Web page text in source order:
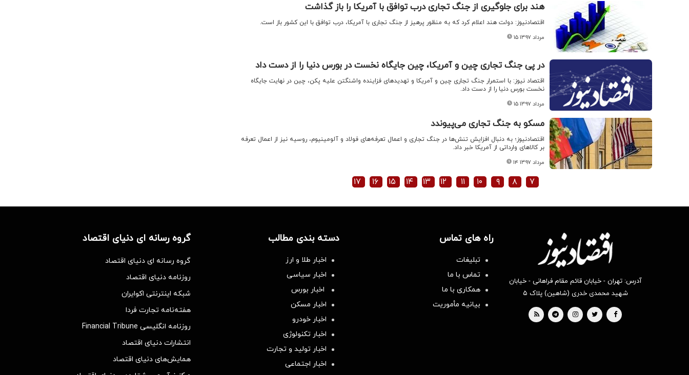
هند برای جلوگیری از جنگ تجاری درب توافق با آمریکا را باز گذاشت
اقتصادنیوز: دولت هند اعلام کرد که به منظور پرهیز از جنگ تجاری با آمریکا، درب توافق با این کشور باز است.
۱۵ مرداد ۱۳۹۷
در پی جنگ تجاری چین و آمریکا، چین جایگاه نخست در بورس دنیا را از دست داد
اقتصاد نیوز: با استمرار جنگ تجاری چین و آمریکا و تهدیدهای فزاینده واشنگتن علیه پکن، چین در نهایت جایگاه
نخست بورس دنیا را از دست داد.
۱۵ مرداد ۱۳۹۷
مسکو به جنگ تجاری می‌پیوندد
اقتصادنیوز؛ به دنبال افزایش تنش‌ها در جنگ تجاری و اعمال تعرفه‌های فولاد و آلومینیوم، روسیه نیز از اعمال تعرفه
بر کالاهای وارداتی از آمریکا خبر داد.
۱۴ مرداد ۱۳۹۷
۷ ۸ ۹ ۱۰ ۱۱ ۱۲ ۱۳ ۱۴ ۱۵ ۱۶ ۱۷
آدرس: تهران - خیابان قائم مقام فراهانی - خیابان
شهید محمدی خدری (شاهین) پلاک ۵
راه های تماس
تبلیغات
تماس با ما
همکاری با ما
بیانیه مأموریت
دسته بندی مطالب
اخبار طلا و ارز
اخبار سیاسی
اخبار بورس
اخبار مسکن
اخبار خودرو
اخبار تکنولوژی
اخبار تولید و تجارت
اخبار اجتماعی
گروه رسانه ای دنیای اقتصاد
گروه رسانه ای دنیای اقتصاد
روزنامه دنیای اقتصاد
شبکه اینترنتی اکوایران
هفته‌نامه تجارت فردا
روزنامه انگلیسی Financial Tribune
انتشارات دنیای اقتصاد
همایش‌های دنیای اقتصاد